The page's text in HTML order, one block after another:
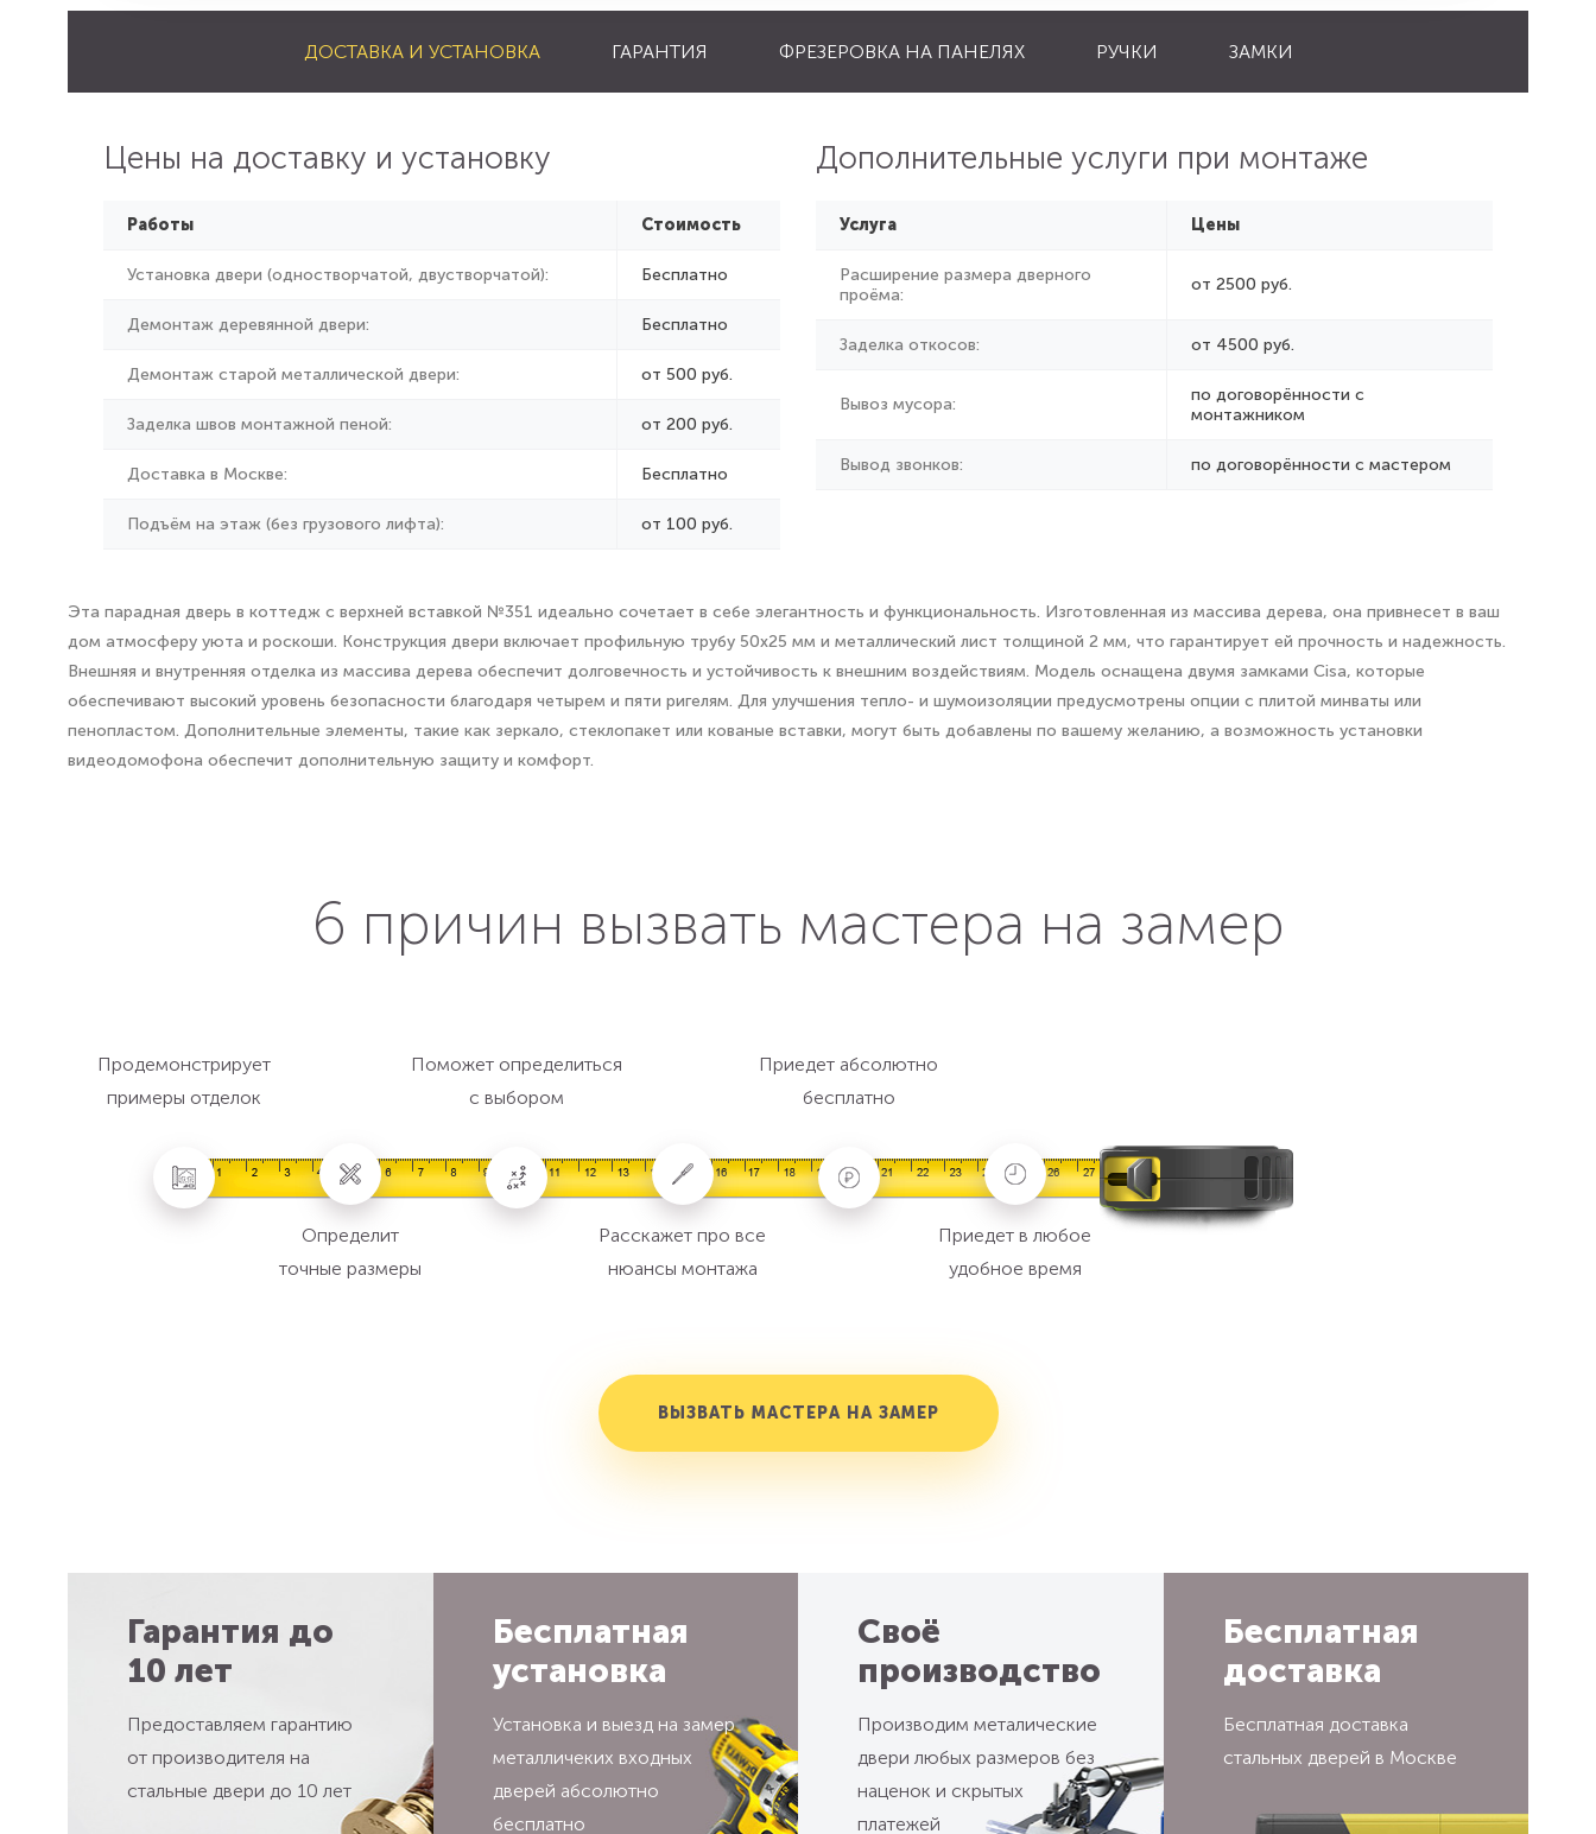
ДОСТАВКА И УСТАНОВКА ГАРАНТИЯ ФРЕЗЕРОВКА НА ПАНЕЛЯХ РУЧКИ ЗАМКИ
Цены на доставку и установку
Работы Стоимость
Установка двери (одностворчатой, двустворчатой): Бесплатно
Демонтаж деревянной двери: Бесплатно
Демонтаж старой металлической двери: от 500 руб.
Заделка швов монтажной пеной: от 200 руб.
Доставка в Москве: Бесплатно
Подъём на этаж (без грузового лифта): от 100 руб.
Дополнительные услуги при монтаже
Услуга Цены
Расширение размера дверного
проёма:
от 2500 руб.
Заделка откосов: от 4500 руб.
Вывоз мусора:
по договорённости с
монтажником
Вывод звонков: по договорённости с мастером
Эта парадная дверь в коттедж с верхней вставкой №351 идеально сочетает в себе элегантность и функциональность. Изготовленная из массива дерева, она привнесет в ваш
дом атмосферу уюта и роскоши. Конструкция двери включает профильную трубу 50x25 мм и металлический лист толщиной 2 мм, что гарантирует ей прочность и надежность.
Внешняя и внутренняя отделка из массива дерева обеспечит долговечность и устойчивость к внешним воздействиям. Модель оснащена двумя замками Cisa, которые
обеспечивают высокий уровень безопасности благодаря четырем и пяти ригелям. Для улучшения тепло- и шумоизоляции предусмотрены опции с плитой минваты или
пенопластом. Дополнительные элементы, такие как зеркало, стеклопакет или кованые вставки, могут быть добавлены по вашему желанию, а возможность установки
видеодомофона обеспечит дополнительную защиту и комфорт.
6 причин вызвать мастера на замер
Продемонстрирует
примеры отделок
Определит
точные размеры
Поможет определиться
с выбором
Расскажет про все
нюансы монтажа
Приедет абсолютно
бесплатно
Приедет в любое
удобное время
ВЫЗВАТЬ МАСТЕРА НА ЗАМЕР
Гарантия до
10 лет
Предоставляем гарантию
от производителя на
стальные двери до 10 лет
Бесплатная
установка
Установка и выезд на замер
металличеких входных
дверей абсолютно
бесплатно
Своё
производство
Производим металические
двери любых размеров без
наценок и скрытых
платежей
Бесплатная
доставка
Бесплатная доставка
стальных дверей в Москве